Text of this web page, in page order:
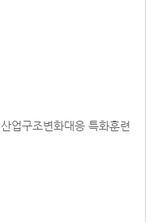
산업구조변화대응 특화훈련